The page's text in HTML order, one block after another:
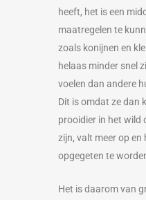
heeft, het is een
maatregelen te
zoals konijnen en
helaas minder snel
voelen dan andere
Dit is omdat ze dan
prooidier in het wild
zijn, valt meer op
opgegeten te
Het is daarom van